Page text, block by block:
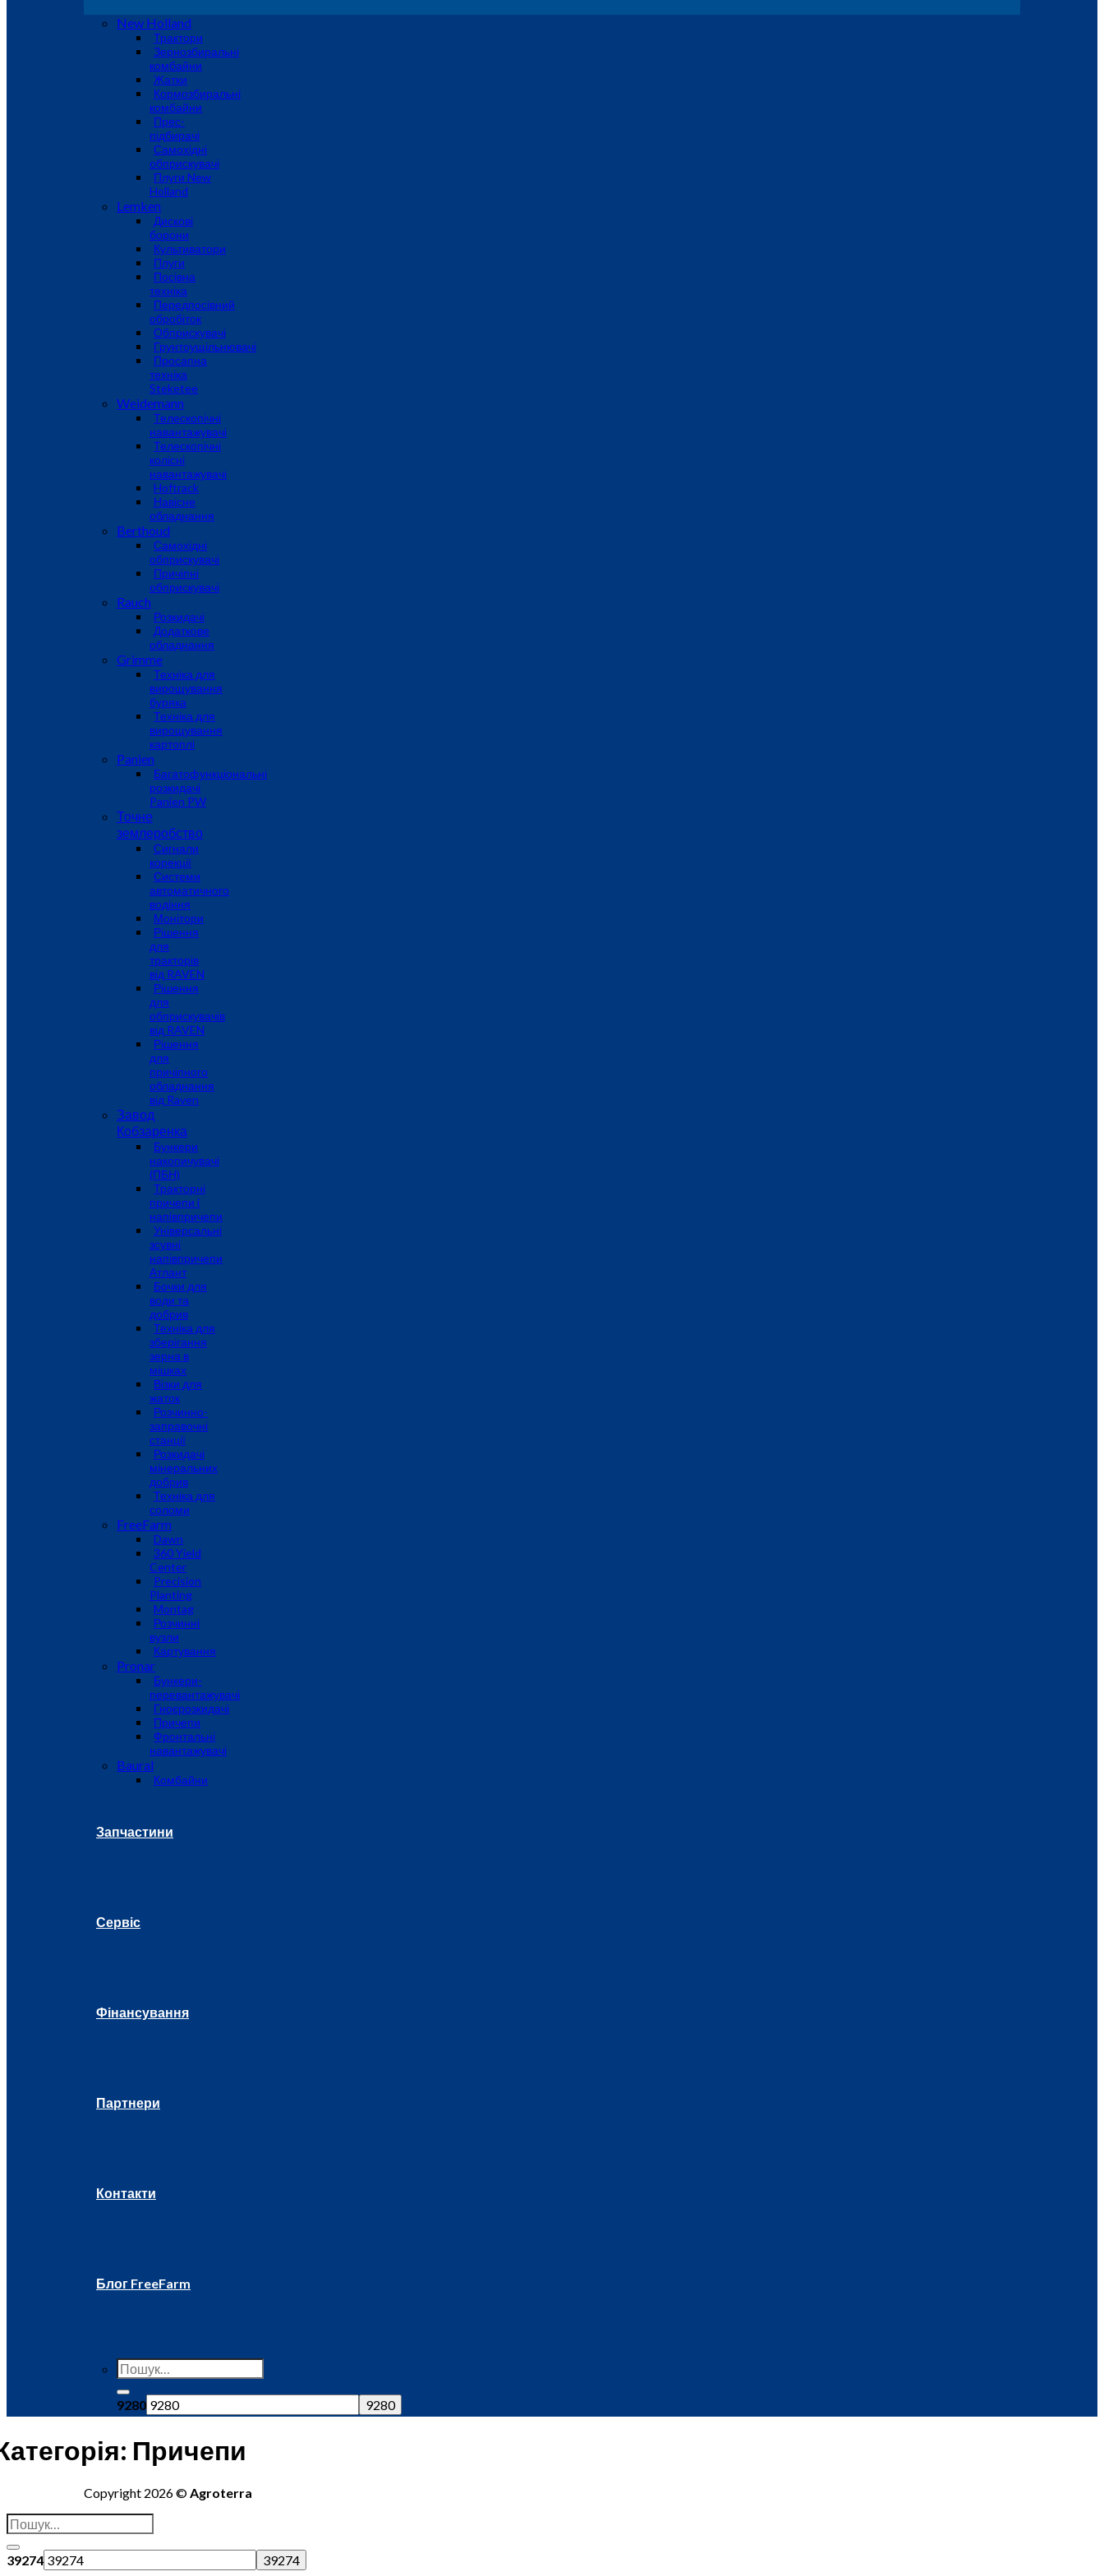
New Holland
Трактори
Зернозбиральні
комбайни
Жатки
Кормозбиральні
комбайни
Прес-
підбирачі
Самохідні
обприскувачі
Плуги New
Holland
Lemken
Дискові
борони
Культиватори
Плуги
Посівна
техніка
Передпосівний
обробіток
Обприскувачі
Грунтоущільнювачі
Просапна
техніка
Steketee
Weidemann
Телескопічні
навантажувачі
Телескопічні
колісні
навантажувачі
Hoftrack
Навісне
обладнання
Berthoud
Самохідні
обприскувачі
Причіпні
обприскувачі
Rauch
Розкидачі
Додаткове
обладнання
Grimme
Техніка для
вирощування
буряка
Техніка для
вирощування
картоплі
Panien
Багатофункціональні
розкидачі
Panien PW
Точне
землеробство
Сигнали
корекції
Системи
автоматичного
водіння
Монітори
Рішення
для
тракторів
від RAVEN
Рішення
для
обприскувачів
від RAVEN
Рішення
для
причіпного
обладнання
від Raven
Завод
Кобзаренка
Бункери
накопичувачі
(ПБН)
Тракторні
причепи i
напiвпричепи
Універсальні
зсувні
напівпричепи
Атлант
Бочки для
води та
добрив
Техніка для
зберігання
зерна в
мішках
Візки для
жаток
Розчинно-
заправочні
станції
Розкидачі
мінеральних
добрив
Техніка для
соломи
FreeFarm
Dawn
360 Yield
Center
Precision
Planting
Montag
Розчинні
вузли
Картування
Pronar
Бункери-
перевантажувачі
Гноєрозкидачі
Причепи
Фронтальні
навантажувачі
Baural
Комбайни
Запчастини
Сервіс
Фінансування
Партнери
Контакти
Блог FreeFarm
9280
Причепи
Copyright 2026 ©Agroterra
39274